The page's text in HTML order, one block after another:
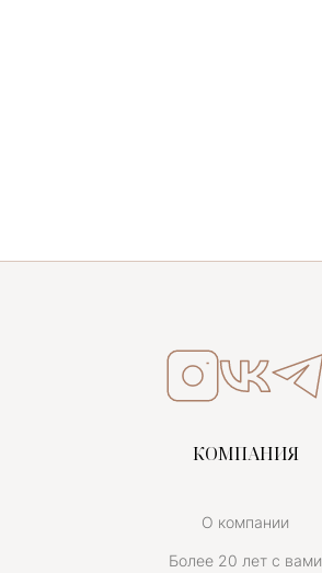
КОМПАНИЯ
О компании
Более 20 лет с вами